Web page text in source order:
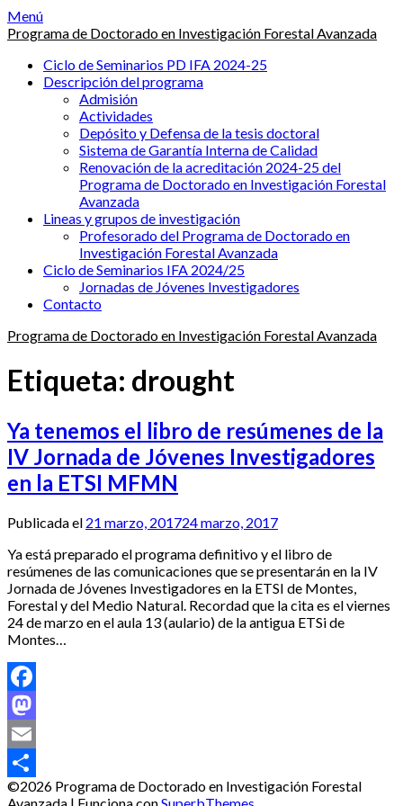
Saltar
al
Menú
Programa de Doctorado en Investigación Forestal Avanzada
Ciclo de Seminarios PD IFA 2024-25
Descripción del programa
Admisión
Actividades
Depósito y Defensa de la tesis doctoral
Sistema de Garantía Interna de Calidad
Renovación de la acreditación 2024-25 del
Programa de Doctorado en Investigación Forestal
Avanzada
Lineas y grupos de investigación
Profesorado del Programa de Doctorado en
Investigación Forestal Avanzada
Ciclo de Seminarios IFA 2024/25
Jornadas de Jóvenes Investigadores
Contacto
Programa de Doctorado en Investigación Forestal Avanzada
Etiqueta: drought
Ya tenemos el libro de resúmenes de la
IV Jornada de Jóvenes Investigadores
en la ETSI MFMN
Publicada el 21 marzo, 201724 marzo, 2017
Ya está preparado el programa definitivo y el libro de
resúmenes de las comunicaciones que se presentarán en la IV
Jornada de Jóvenes Investigadores en la ETSI de Montes,
Forestal y del Medio Natural. Recordad que la cita es el viernes
24 de marzo en el aula 13 (aulario) de la antigua ETSi de
Montes…
Facebook
Mastodon
Email
Compartir
©2026 Programa de Doctorado en Investigación Forestal